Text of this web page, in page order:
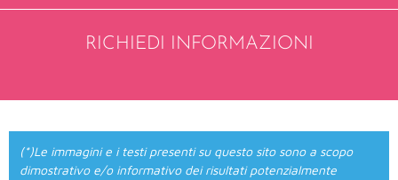
RICHIEDI INFORMAZIONI
(*)Le immagini e i testi presenti su questo sito sono a scopo
dimostrativo e/o informativo dei risultati potenzialmente